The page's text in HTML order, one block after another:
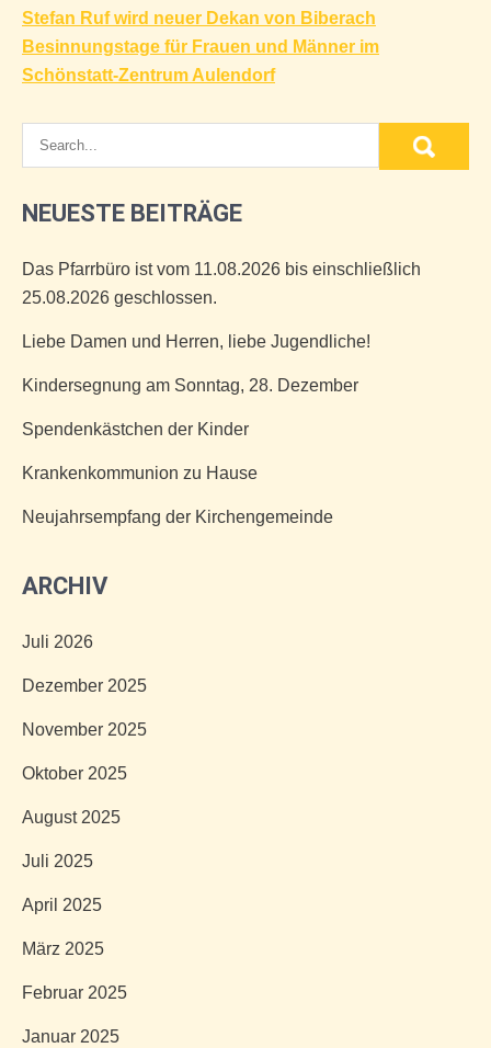
Beitragsnavigation
Stefan Ruf wird neuer Dekan von Biberach
Besinnungstage für Frauen und Männer im
Schönstatt-Zentrum Aulendorf
NEUESTE BEITRÄGE
Das Pfarrbüro ist vom 11.08.2026 bis einschließlich
25.08.2026 geschlossen.
Liebe Damen und Herren, liebe Jugendliche!
Kindersegnung am Sonntag, 28. Dezember
Spendenkästchen der Kinder
Krankenkommunion zu Hause
Neujahrsempfang der Kirchengemeinde
ARCHIV
Juli 2026
Dezember 2025
November 2025
Oktober 2025
August 2025
Juli 2025
April 2025
März 2025
Februar 2025
Januar 2025